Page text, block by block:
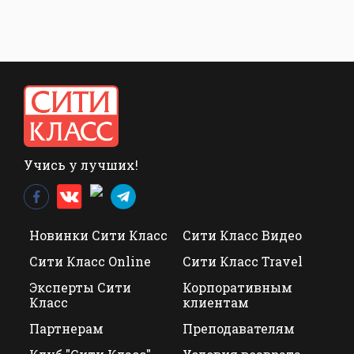
Учись у лучших!
Новинки Сити Класс
Сити Класс Видео
Сити Класс Online
Сити Класс Travel
Эксперты Сити
Класс
Корпоративным
клиентам
Партнерам
Преподавателям